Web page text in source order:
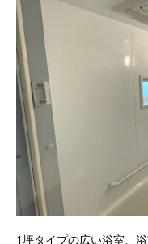
1坪タイプの広い浴室、